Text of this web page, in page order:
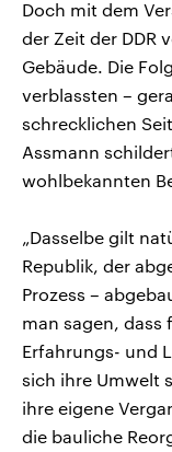
Doch mit dem
der Zeit der DDR
Gebäude. Die
verblassten –
schrecklichen
Assmann
wohlbekannten
„Dasselbe gilt
Republik, der
Prozess –
man sagen, dass
Erfahrungs- und
sich ihre Umwelt
ihre eigene
die bauliche